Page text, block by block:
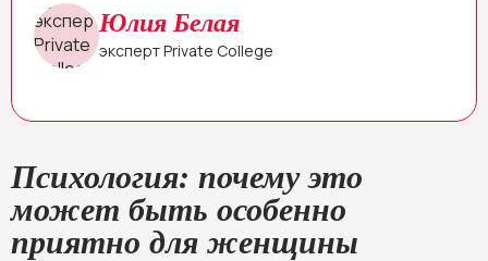
Юлия Белая
эксперт Private College
Психология: почему это
может быть особенно
приятно для женщины